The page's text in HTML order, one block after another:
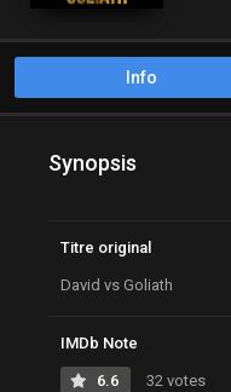
Info
Synopsis
Titre original
David vs Goliath
IMDb Note
6.6 32 votes